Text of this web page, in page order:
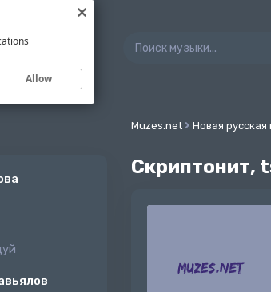
Muzes.net Новая русская
Скриптонит,
Allow